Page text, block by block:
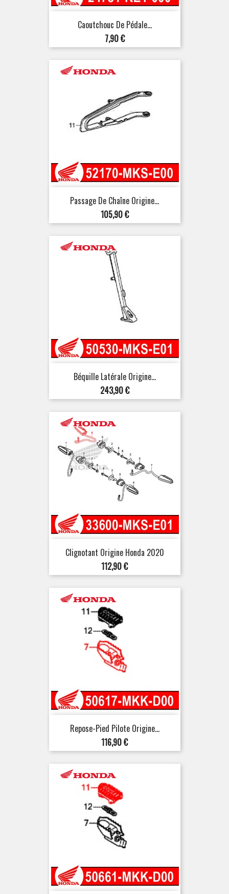
Caoutchouc De Pédale...
Prix
7,90 €
Passage De Chaîne Origine...
Prix
105,90 €
Béquille Latérale Origine...
Prix
243,90 €
Clignotant Origine Honda 2020
Prix
112,90 €
Repose-Pied Pilote Origine...
Prix
116,90 €